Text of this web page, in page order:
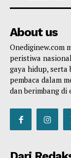
About us
Onediginew.com
peristiwa
gaya hidup, serta
pembaca dalam
dan berimbang di